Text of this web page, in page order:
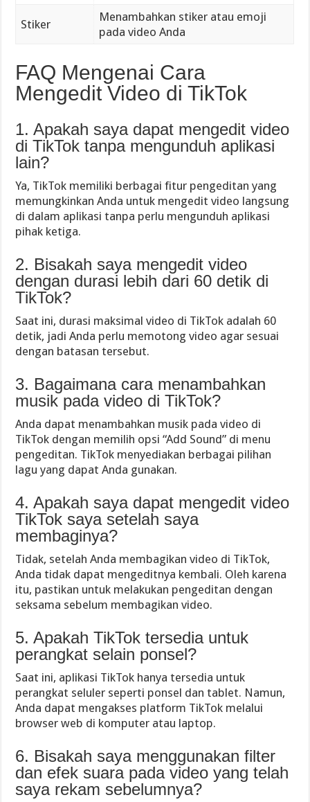
Stiker
Menambahkan stiker atau emoji
pada video Anda
FAQ Mengenai Cara
Mengedit Video di TikTok
1. Apakah saya dapat mengedit video
di TikTok tanpa mengunduh aplikasi
lain?
Ya, TikTok memiliki berbagai fitur pengeditan yang
memungkinkan Anda untuk mengedit video langsung
di dalam aplikasi tanpa perlu mengunduh aplikasi
pihak ketiga.
2. Bisakah saya mengedit video
dengan durasi lebih dari 60 detik di
TikTok?
Saat ini, durasi maksimal video di TikTok adalah 60
detik, jadi Anda perlu memotong video agar sesuai
dengan batasan tersebut.
3. Bagaimana cara menambahkan
musik pada video di TikTok?
Anda dapat menambahkan musik pada video di
TikTok dengan memilih opsi “Add Sound” di menu
pengeditan. TikTok menyediakan berbagai pilihan
lagu yang dapat Anda gunakan.
4. Apakah saya dapat mengedit video
TikTok saya setelah saya
membaginya?
Tidak, setelah Anda membagikan video di TikTok,
Anda tidak dapat mengeditnya kembali. Oleh karena
itu, pastikan untuk melakukan pengeditan dengan
seksama sebelum membagikan video.
5. Apakah TikTok tersedia untuk
perangkat selain ponsel?
Saat ini, aplikasi TikTok hanya tersedia untuk
perangkat seluler seperti ponsel dan tablet. Namun,
Anda dapat mengakses platform TikTok melalui
browser web di komputer atau laptop.
6. Bisakah saya menggunakan filter
dan efek suara pada video yang telah
saya rekam sebelumnya?